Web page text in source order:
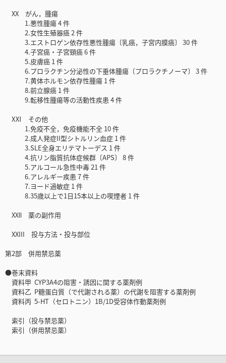
XX がん，腫瘍
1.悪性腫瘍 4 件
2.女性生殖器癌 2 件
3.エストロゲン依存性悪性腫瘍〔乳癌，子宮内膜癌〕 30 件
4.子宮癌・子宮頸癌 6 件
5.皮膚癌 1 件
6.プロラクチン分泌性の下垂体腫瘍〔プロラクチノーマ〕 3 件
7.黄体ホルモン依存性腫瘍 1 件
8.前立腺癌 1 件
9.転移性腫瘍等の活動性疾患 4 件
XⅪ その他
1.免疫不全，免疫機能不全 10 件
2.成人発症II型シトルリン血症 1 件
3.SLE全身エリテマトーデス 1 件
4.抗リン脂質抗体症候群〔APS〕 8 件
5.アルコール急性中毒 21 件
6.アレルギー疾患 7 件
7.ヨード過敏症 1 件
8.35歳以上で1日15本以上の喫煙者 1 件
XⅫ 薬の副作用
XXIII 投与方法・投与部位
第2部 併用禁忌薬
●巻末資料
資料甲 CYP3A4の阻害・誘因に関する薬剤例
資料乙 P糖蛋白質（で代謝される薬）の代謝を阻害する薬剤例
資料丙 5-HT（セロトニン）1B/1D受容体作動薬剤例
索引（投与禁忌薬）
索引（併用禁忌薬）